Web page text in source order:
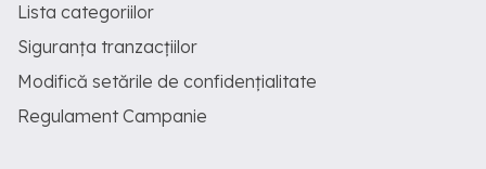
Lista categoriilor
Siguranța tranzacțiilor
Modifică setările de confidențialitate
Regulament Campanie